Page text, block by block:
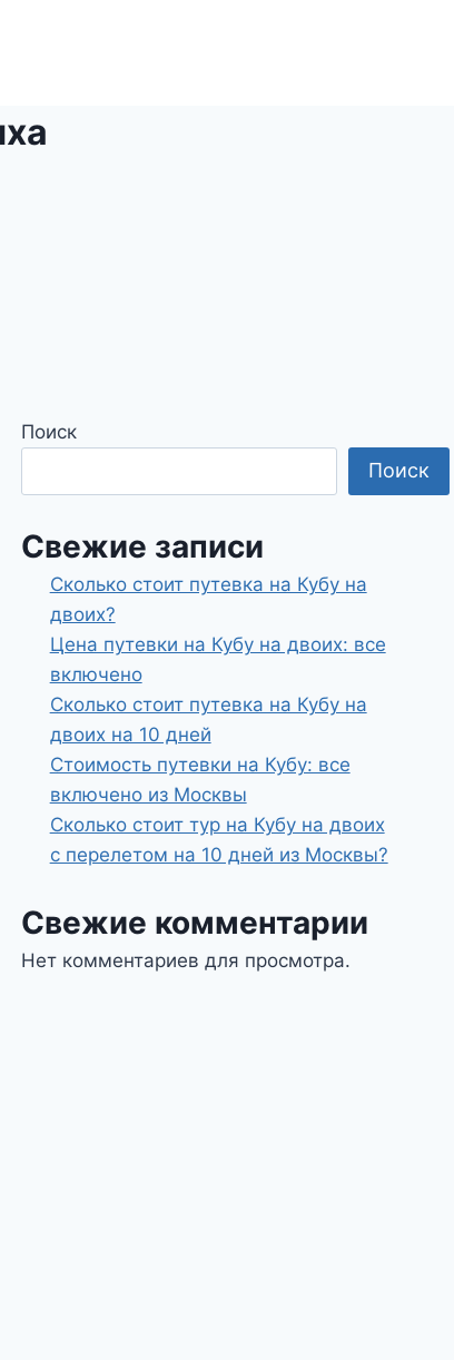
Поиск
Поиск
Свежие записи
Сколько стоит путевка на Кубу на
двоих?
Цена путевки на Кубу на двоих: все
включено
Сколько стоит путевка на Кубу на
двоих на 10 дней
Стоимость путевки на Кубу: все
включено из Москвы
Сколько стоит тур на Кубу на двоих
с перелетом на 10 дней из Москвы?
Свежие комментарии
Нет комментариев для просмотра.